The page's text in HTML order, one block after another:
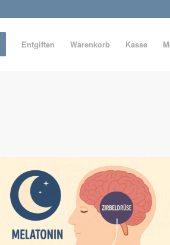
Entgiften Warenkorb Kasse